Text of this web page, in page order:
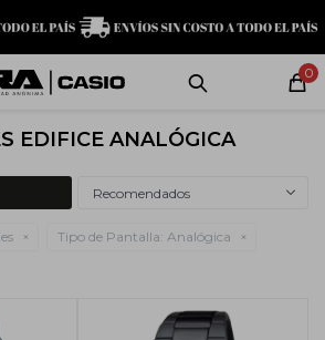
0
EDIFICE ANALÓGICA
Recomendados
Tipo de Pantalla: Analógica
MI CUENTA
técnico Contacto